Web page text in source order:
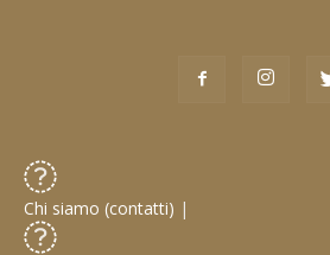
Chi siamo (contatti) |